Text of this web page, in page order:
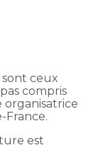
ceux
compris
organisatrice
France.
est